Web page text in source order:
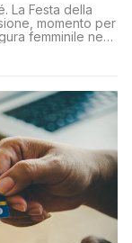
La Festa della
momento per
femminile nella
“forte e